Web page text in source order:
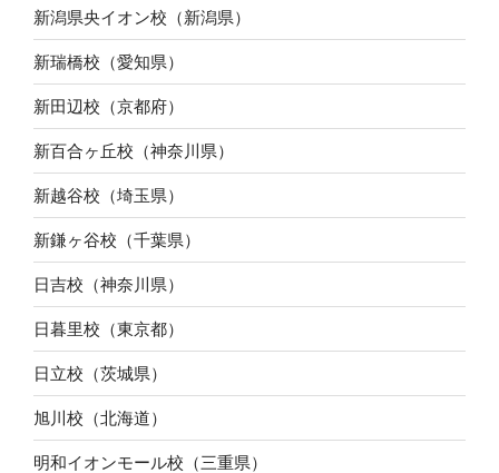
新潟県央イオン校（新潟県）
新瑞橋校（愛知県）
新田辺校（京都府）
新百合ヶ丘校（神奈川県）
新越谷校（埼玉県）
新鎌ヶ谷校（千葉県）
日吉校（神奈川県）
日暮里校（東京都）
日立校（茨城県）
旭川校（北海道）
明和イオンモール校（三重県）